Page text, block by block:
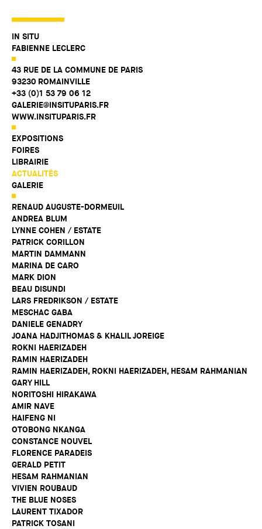
IN SITU
FABIENNE LECLERC
43 RUE DE LA COMMUNE DE PARIS
93230 ROMAINVILLE
+33 (0)1 53 79 06 12
GALERIE@INSITUPARIS.FR
WWW.INSITUPARIS.FR
EXPOSITIONS
FOIRES
LIBRAIRIE
ACTUALITÉS
GALERIE
RENAUD AUGUSTE-DORMEUIL
ANDREA BLUM
LYNNE COHEN / ESTATE
PATRICK CORILLON
MARTIN DAMMANN
MARINA DE CARO
MARK DION
BEAU DISUNDI
LARS FREDRIKSON / ESTATE
MESCHAC GABA
DANIELE GENADRY
JOANA HADJITHOMAS & KHALIL JOREIGE
ROKNI HAERIZADEH
RAMIN HAERIZADEH
RAMIN HAERIZADEH, ROKNI HAERIZADEH, HESAM RAHMANIAN
GARY HILL
NORITOSHI HIRAKAWA
AMIR NAVE
HAIFENG NI
OTOBONG NKANGA
CONSTANCE NOUVEL
FLORENCE PARADEIS
GERALD PETIT
HESAM RAHMANIAN
VIVIEN ROUBAUD
THE BLUE NOSES
LAURENT TIXADOR
PATRICK TOSANI